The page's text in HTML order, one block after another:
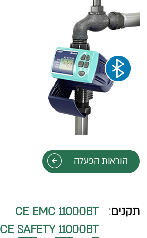
הוראות הפעלה
תקנים:
CE EMC 11000BT
CE SAFETY 11000BT